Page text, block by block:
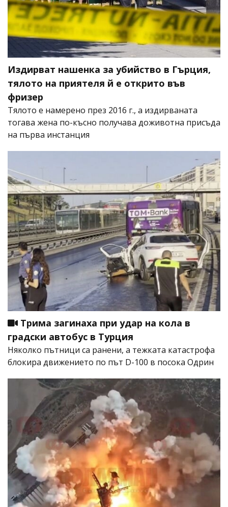
Издирват нашенка за убийство в Гърция,
тялото на приятеля й е открито във
фризер
Тялото е намерено през 2016 г., а издирваната
тогава жена по-късно получава доживотна присъда
на първа инстанция
Трима загинаха при удар на кола в
градски автобус в Турция
Няколко пътници са ранени, а тежката катастрофа
блокира движението по път D-100 в посока Одрин